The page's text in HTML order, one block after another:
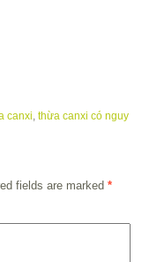
canxi, thừa canxi có nguy
fields are marked *